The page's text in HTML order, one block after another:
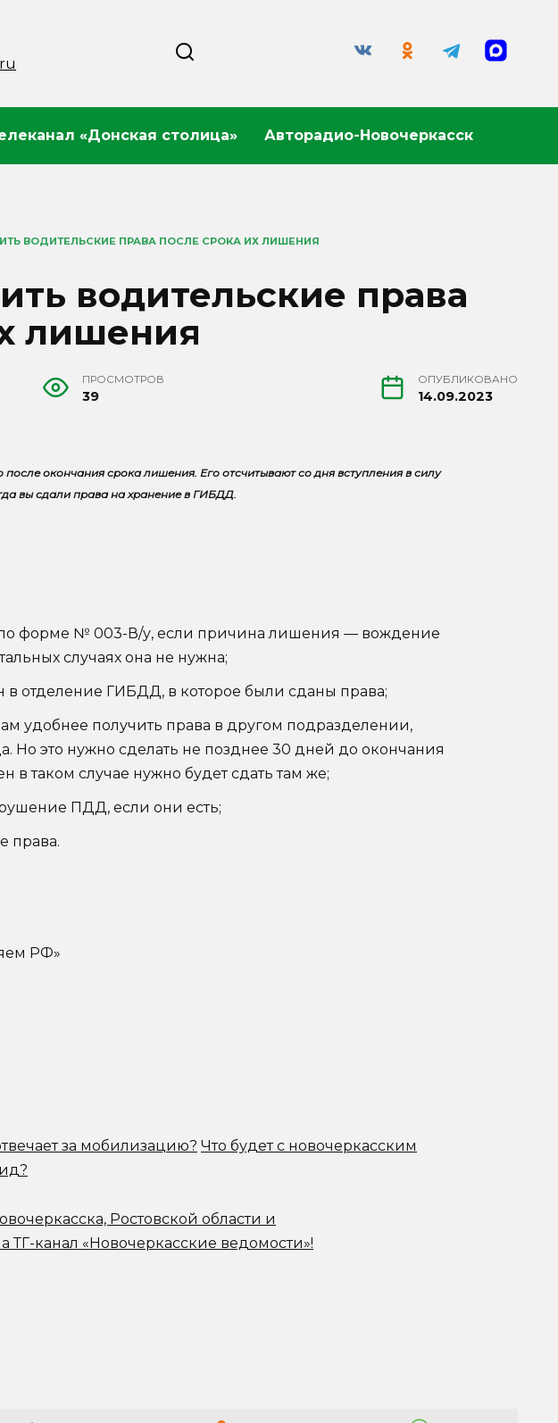
«Донская столица» Авторадио-Новочеркасск
ВОДИТЕЛЬСКИЕ ПРАВА ПОСЛЕ СРОКА ИХ ЛИШЕНИЯ
водительские права
лишения
ПРОСМОТРОВ
39
ОПУБЛИКОВАНО
14.09.2023
окончания срока лишения. Его отсчитывают со дня вступления в силу
вы сдали права на хранение в ГИБДД.
форме № 003-В/у, если причина лишения — вождение
случаях она не нужна;
в отделение ГИБДД, в которое были сданы права;
удобнее получить права в другом подразделении,
Но это нужно сделать не позднее 30 дней до окончания
в таком случае нужно будет сдать там же;
ПДД, если они есть;
права.
РФ»
за мобилизацию? Что будет с новочеркасским
Ростовской области и
ТГ-канал «Новочеркасские ведомости»!